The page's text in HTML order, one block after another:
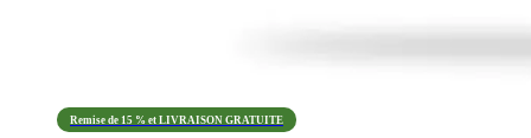
Remise de 15 % et LIVRAISON GRATUITE